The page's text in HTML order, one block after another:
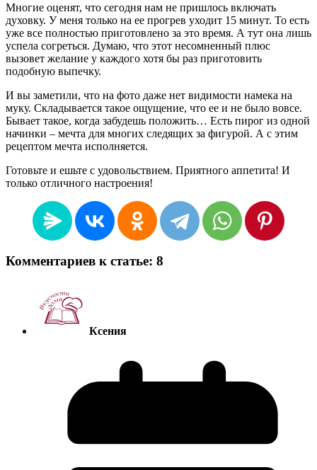
Многие оценят, что сегодня нам не пришлось включать
духовку. У меня только на ее прогрев уходит 15 минут. То есть
уже все полностью приготовлено за это время. А тут она лишь
успела согреться. Думаю, что этот несомненный плюс
вызовет желание у каждого хотя бы раз приготовить
подобную выпечку.
И вы заметили, что на фото даже нет видимости намека на
муку. Складывается такое ощущение, что ее и не было вовсе.
Бывает такое, когда забудешь положить… Есть пирог из одной
начинки – мечта для многих следящих за фигурой. А с этим
рецептом мечта исполняется.
Готовьте и ешьте с удовольствием. Приятного аппетита! И
только отличного настроения!
Комментариев к статье: 8
Ксения